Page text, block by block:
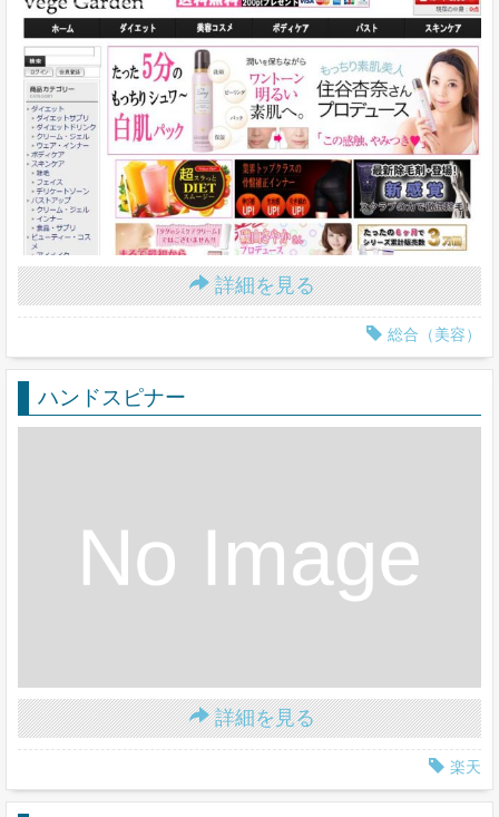
詳細を見る
総合（美容）
ハンドスピナー
詳細を見る
楽天